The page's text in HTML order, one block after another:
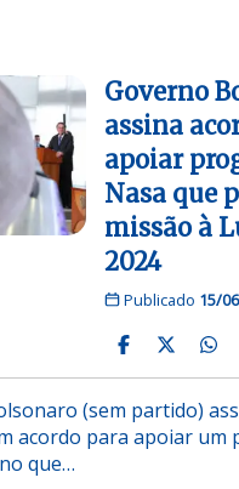
Governo
assina
apoiar
Nasa que
missão à
2024
Publicado 15/
(sem partido)
acordo para apoiar um
que…